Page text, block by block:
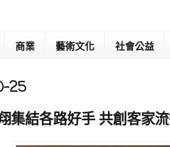
商業 藝術文化 社會公益
25
集結各路好手 共創客家